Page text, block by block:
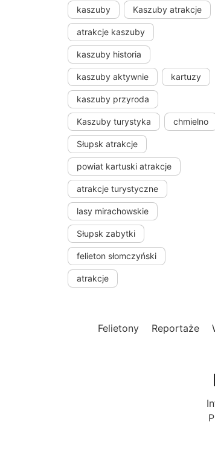
kaszuby Kaszuby atrakcje
atrakcje kaszuby
kaszuby historia
kaszuby aktywnie kartuzy
kaszuby przyroda
Kaszuby turystyka chmielno
Słupsk atrakcje
powiat kartuski atrakcje
atrakcje turystyczne
lasy mirachowskie
Słupsk zabytki
felieton słomczyński
atrakcje
Felietony Reportaże